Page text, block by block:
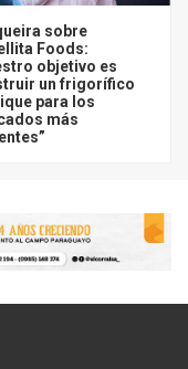
sobre
Foods:
objetivo es
un frigorífico
para los
más